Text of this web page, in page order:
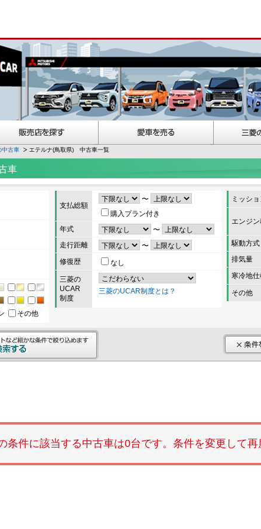
中古車 エテルナ(鳥取県) 中古車一覧
車
その他
支払総額
〜
購入プラン付き
年式
〜
走行距離
〜
修復歴
なし
三菱の
UCAR
制度
三菱のUCAR制度とは？
ミッショ
エンジン
駆動方式
排気量
寒冷地
その他
条件に該当する中古車は0台です。条件を変更して再